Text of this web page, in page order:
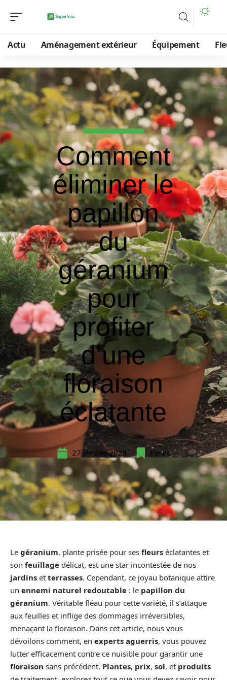
Actu Aménagement extérieur Équipement
Comment
éliminer le
papillon
du
géranium
pour
profiter
d’une
floraison
éclatante
27 janvier 2026 Fleurs
Le géranium, plante prisée pour ses fleurs éclatantes et
son feuillage délicat, est une star incontestée de nos
jardins et terrasses. Cependant, ce joyau botanique attire
un ennemi naturel redoutable : le papillon du
géranium. Véritable fléau pour cette variété, il s’attaque
aux feuilles et inflige des dommages irréversibles,
menaçant la floraison. Dans cet article, nous vous
dévoilons comment, en experts aguerris, vous pouvez
lutter efficacement contre ce nuisible pour garantir une
floraison sans précédent. Plantes, prix, sol, et produits